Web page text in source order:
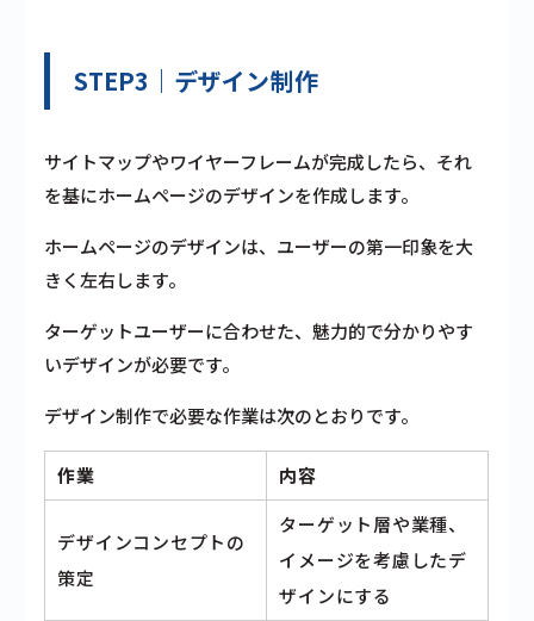
STEP3｜デザイン制作
サイトマップやワイヤーフレームが完成したら、それ
を基にホームページのデザインを作成します。
ホームページのデザインは、ユーザーの第一印象を大
きく左右します。
ターゲットユーザーに合わせた、魅力的で分かりやす
いデザインが必要です。
デザイン制作で必要な作業は次のとおりです。
作業 内容
デザインコンセプトの
策定
ターゲット層や業種、
イメージを考慮したデ
ザインにする